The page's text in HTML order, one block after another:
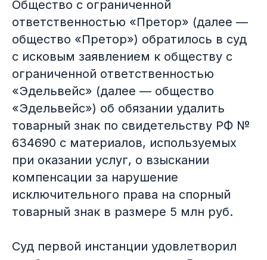
Общество с ограниченной
ответственностью «Претор» (далее —
общество «Претор») обратилось в суд
с исковым заявлением к обществу с
ограниченной ответственностью
«Эдельвейс» (далее — общество
«Эдельвейс») об обязании удалить
товарный знак по свидетельству РФ №
634690 с материалов, используемых
при оказании услуг, о взыскании
компенсации за нарушение
исключительного права на спорный
товарный знак в размере 5 млн руб.
Суд первой инстанции удовлетворил
портфеля
Объедините и защитите все IP-
активы вашего портфеля в едином
интерфейсе: товарные знаки,
патенты, договоры, домены,
споры и суды.